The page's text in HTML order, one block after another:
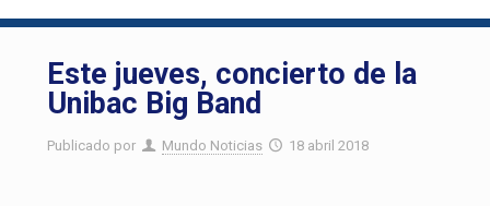
Este jueves, concierto de la
Unibac Big Band ​
Publicado por Mundo Noticias 18 abril 2018